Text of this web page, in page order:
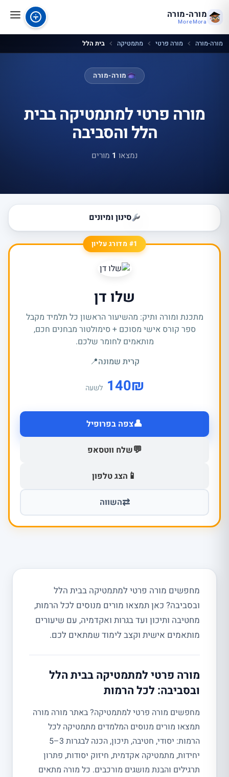
מורה-מורה
MoreMora
מורה-מורה מורה פרטי מתמטיקה בית הלל
מורה-מורה
מורה פרטי למתמטיקה בבית
הלל והסביבה
נמצאו 1 מורים
סינון ומיונים
#1 מדורג עליון
שלו דן
מתכנת ומורה ותיק: מהשיעור הראשון כל תלמיד מקבל
ספר קורס אישי מסוכם + סימולטור מבחנים חכם,
מותאמים לחומר שלכם.
קרית שמונה📍
₪
140 לשעה
👤צפה בפרופיל
💬שלח ווטסאפ
📱 הצג טלפון
⇄השווה
מחפשים מורה פרטי למתמטיקה בבית הלל
ובסביבה? כאן תמצאו מורים מנוסים לכל הרמות,
מחטיבה ותיכון ועד בגרות ואקדמיה, עם שיעורים
מותאמים אישית וקצב לימוד שמתאים לכם.
מורה פרטי למתמטיקה בבית הלל
ובסביבה: לכל הרמות
מחפשים מורה פרטי למתמטיקה? באתר מורה מורה
תמצאו מורים מנוסים המלמדים מתמטיקה לכל
הרמות: יסודי, חטיבה, תיכון, הכנה לבגרות 3–5
יחידות, מתמטיקה אקדמית, חיזוק יסודות, פתרון
תרגילים והבנת מושגים מורכבים. כל מורה מתאים